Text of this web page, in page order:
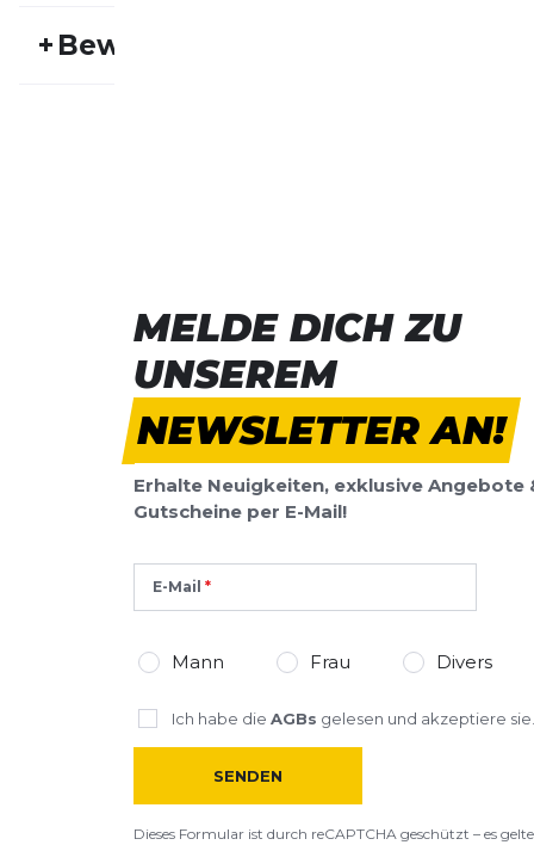
Aktivitätstyp:
+ Bewertungen
Vorname
Überschrift
Überschrift
Rezension
Rezension
MELDE DICH ZU
UNSEREM
NEWSLETTER AN!
Erhalte Neuigkeiten, exklusive Angebote
Gutscheine per E-Mail!
E-Mail
Mann Frau Divers
Ich habe die AGBs gelesen und akzeptiere sie.
SENDEN
Dieses Formular ist durch reCAPTCHA geschützt – es